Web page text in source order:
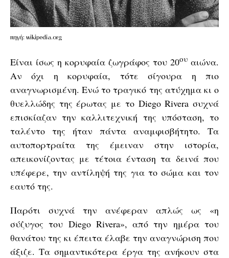
πηγή: wikipedia.org
Είναι ίσως η κορυφαία ζωγράφος του 20ου αιώνα.
Αν όχι η κορυφαία, τότε σίγουρα η πιο
αναγνωρισμένη. Ενώ το τραγικό της ατύχημα κι ο
θυελλώδης της έρωτας με το Diego Rivera συχνά
επισκίαζαν την καλλιτεχνική της υπόσταση, το
ταλέντο της ήταν πάντα αναμφισβήτητο. Τα
αυτοπορτραίτα της έμειναν στην ιστορία,
απεικονίζοντας με τέτοια ένταση τα δεινά που
υπέφερε, την αντίληψή της για το σώμα και τον
εαυτό της.
Παρότι συχνά την ανέφεραν απλώς ως «η
σύζυγος του Diego Rivera», από την ημέρα του
θανάτου της κι έπειτα έλαβε την αναγνώριση που
άξιζε. Τα σημαντικότερα έργα της ανήκουν στα